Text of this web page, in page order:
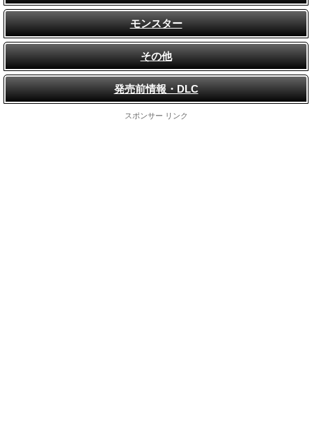
モンスター
その他
発売前情報・DLC
スポンサー リンク